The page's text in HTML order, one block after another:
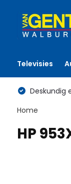
Televisies
Deskundig
Home
HP